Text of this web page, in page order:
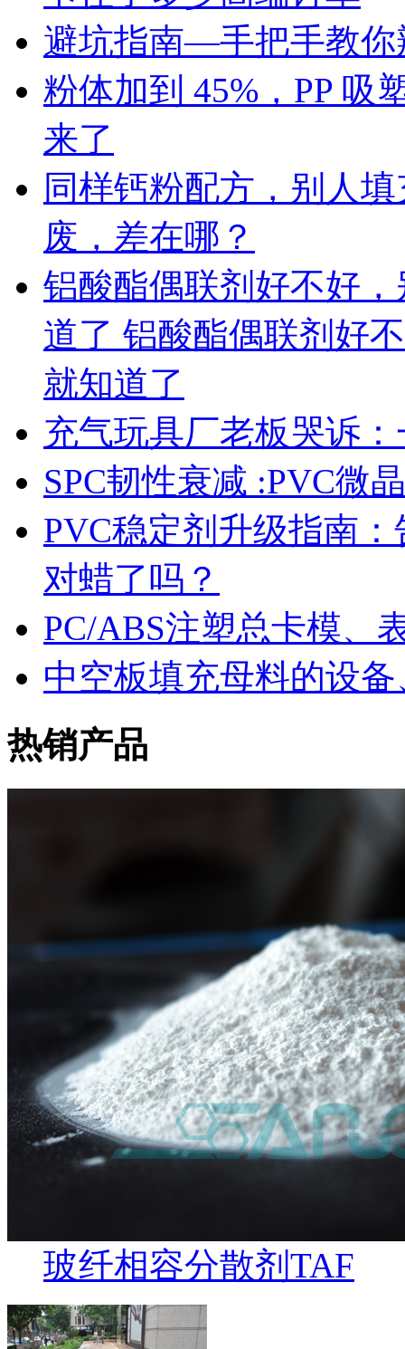
避坑指南—手把手教你
粉体加到 45%，PP 吸
来了
同样钙粉配方，别人
废，差在哪？
铝酸酯偶联剂好不好
道了 铝酸酯偶联剂好
就知道了
充气玩具厂老板哭诉
SPC韧性衰减 :PVC微
PVC稳定剂升级指南
对蜡了吗？
PC/ABS注塑总卡模、
中空板填充母料的设
热销产品
玻纤相容分散剂TAF